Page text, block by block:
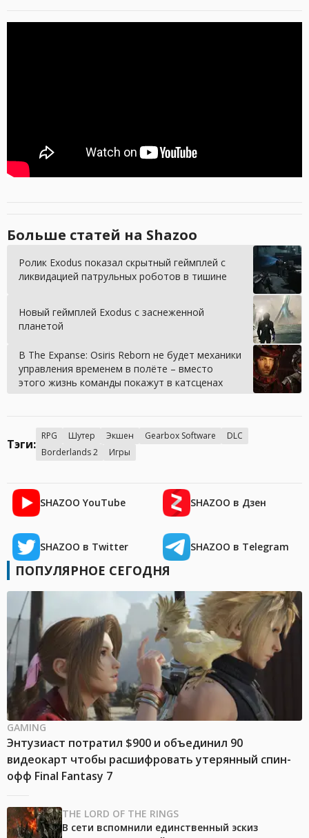
Больше статей на Shazoo
Ролик Exodus показал скрытный геймплей с
ликвидацией патрульных роботов в тишине
Новый геймплей Exodus с заснеженной
планетой
В The Expanse: Osiris Reborn не будет механики
управления временем в полёте – вместо
этого жизнь команды покажут в катсценах
Тэги:
RPG Шутер Экшен Gearbox Software
DLC
Borderlands 2
Игры
SHAZOO YouTube SHAZOO в Дзен
SHAZOO в Twitter SHAZOO в Telegram
ПОПУЛЯРНОЕ СЕГОДНЯ
GAMING
Энтузиаст потратил $900 и объединил 90
видеокарт чтобы расшифровать утерянный спин-
офф Final Fantasy 7
THE LORD OF THE RINGS
В сети вспомнили единственный эскиз